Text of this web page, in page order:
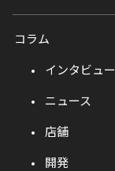
コラム
インタビュー
ニュース
店舗
開発